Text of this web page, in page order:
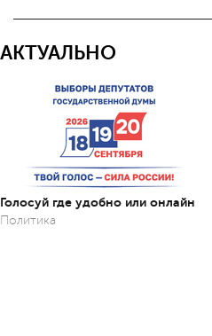
АКТУАЛЬНО
Голосуй где удобно или онлайн
Политика